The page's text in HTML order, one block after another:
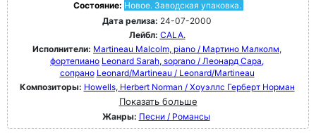
Состояние: Новое. Заводская упаковка.
Дата релиза: 24-07-2000
Лейбл: CALA.
Исполнители: Martineau Malcolm, piano / Мартино Малколм,
фортепиано Leonard Sarah, soprano / Леонард Сара,
сопрано Leonard/Martineau / Leonard/Martineau
Композиторы: Howells, Herbert Norman / Хоуэллс Герберт Норман
Показать больше
Жанры: Песни / Романсы